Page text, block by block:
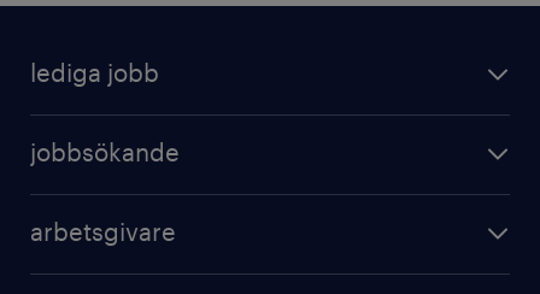
lediga jobb
jobbsökande
arbetsgivare